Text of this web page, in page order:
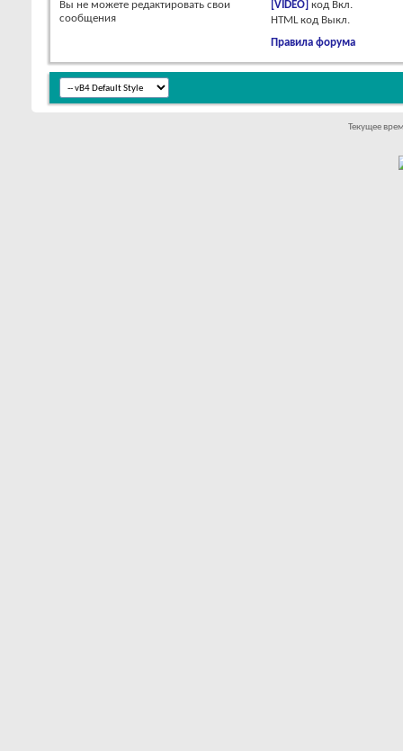
Вы не можете редактировать свои
сообщения
[VIDEO] код Вкл.
HTML код Выкл.
Правила форума
Текущее